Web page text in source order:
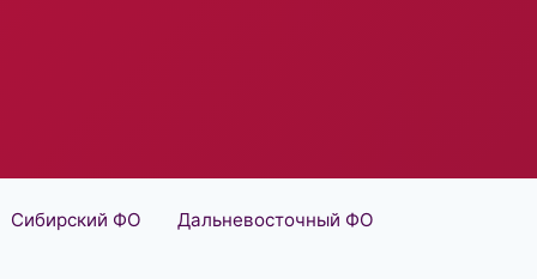
Сибирский ФО Дальневосточный ФО